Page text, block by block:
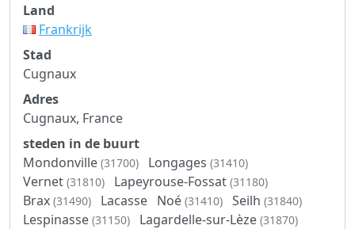
Land
Frankrijk
Stad
Cugnaux
Adres
Cugnaux, France
steden in de buurt
Mondonville (31700) Longages (31410)
Vernet (31810) Lapeyrouse-Fossat (31180)
Brax (31490) Lacasse Noé (31410) Seilh (31840)
Lespinasse (31150) Lagardelle-sur-Lèze (31870)